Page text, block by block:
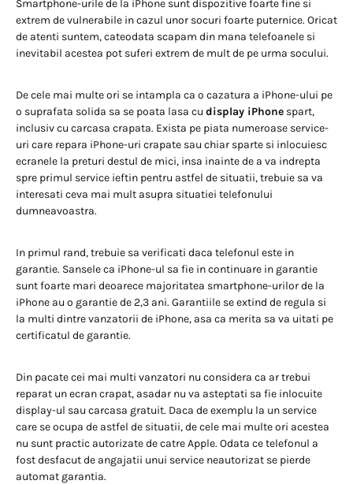
Smartphone-urile de la iPhone sunt dispozitive foarte fine si
extrem de vulnerabile in cazul unor socuri foarte puternice. Oricat
de atenti suntem, cateodata scapam din mana telefoanele si
inevitabil acestea pot suferi extrem de mult de pe urma socului.
De cele mai multe ori se intampla ca o cazatura a iPhone-ului pe
o suprafata solida sa se poata lasa cu display iPhone spart,
inclusiv cu carcasa crapata. Exista pe piata numeroase service-
uri care repara iPhone-uri crapate sau chiar sparte si inlocuiesc
ecranele la preturi destul de mici, insa inainte de a va indrepta
spre primul service ieftin pentru astfel de situatii, trebuie sa va
interesati ceva mai mult asupra situatiei telefonului
dumneavoastra.
In primul rand, trebuie sa verificati daca telefonul este in
garantie. Sansele ca iPhone-ul sa fie in continuare in garantie
sunt foarte mari deoarece majoritatea smartphone-urilor de la
iPhone au o garantie de 2,3 ani. Garantiile se extind de regula si
la multi dintre vanzatorii de iPhone, asa ca merita sa va uitati pe
certificatul de garantie.
Din pacate cei mai multi vanzatori nu considera ca ar trebui
reparat un ecran crapat, asadar nu va asteptati sa fie inlocuite
display-ul sau carcasa gratuit. Daca de exemplu la un service
care se ocupa de astfel de situatii, de cele mai multe ori acestea
nu sunt practic autorizate de catre Apple. Odata ce telefonul a
fost desfacut de angajatii unui service neautorizat se pierde
automat garantia.